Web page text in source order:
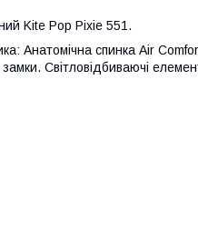
Kite Pop Pixie 551.
Анатомічна спинка Air
замки. Світловідбиваючі